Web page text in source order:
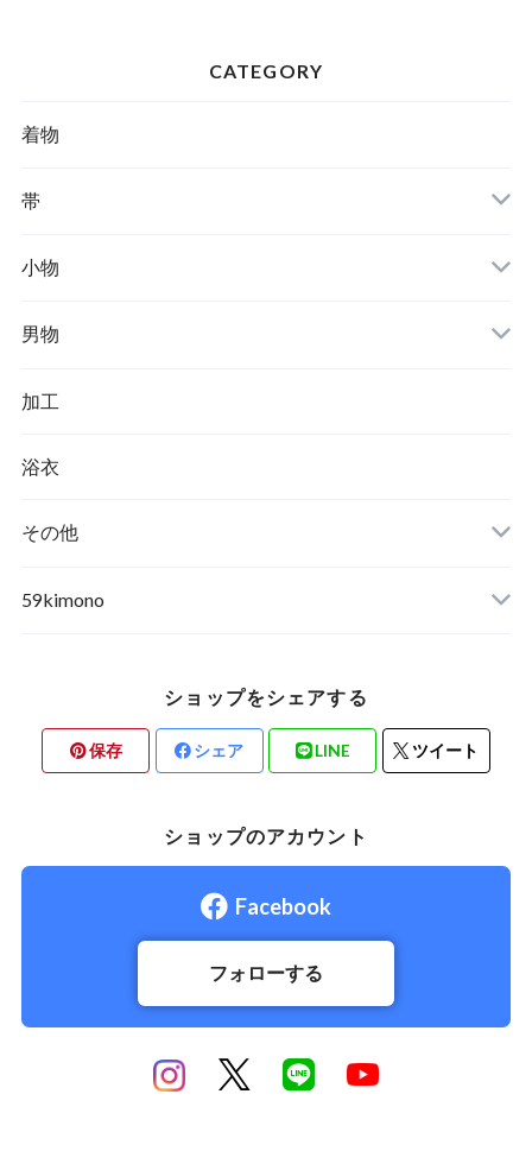
CATEGORY
着物
帯
小物
男物
加工
浴衣
その他
59kimono
ショップをシェアする
保存 シェア LINE ツイート
ショップのアカウント
Facebook
フォローする